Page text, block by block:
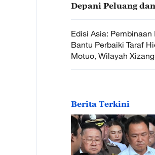
Depani Peluang
Edisi Asia: Pembinaan
Bantu Perbaiki Taraf
Motuo, Wilayah Xizang
Berita Terkini